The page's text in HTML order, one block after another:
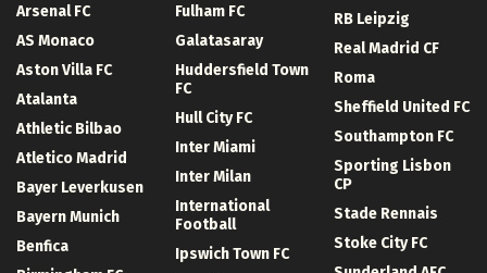
Arsenal FC
AS Monaco
Aston Villa FC
Atalanta
Athletic Bilbao
Atletico Madrid
Bayer Leverkusen
Bayern Munich
Benfica
Fulham FC
Galatasaray
Huddersfield Town
FC
Hull City FC
Inter Miami
Inter Milan
International
Football
Ipswich Town FC
RB Leipzig
Real Madrid CF
Roma
Sheffield United FC
Southampton FC
Sporting Lisbon
CP
Stade Rennais
Stoke City FC